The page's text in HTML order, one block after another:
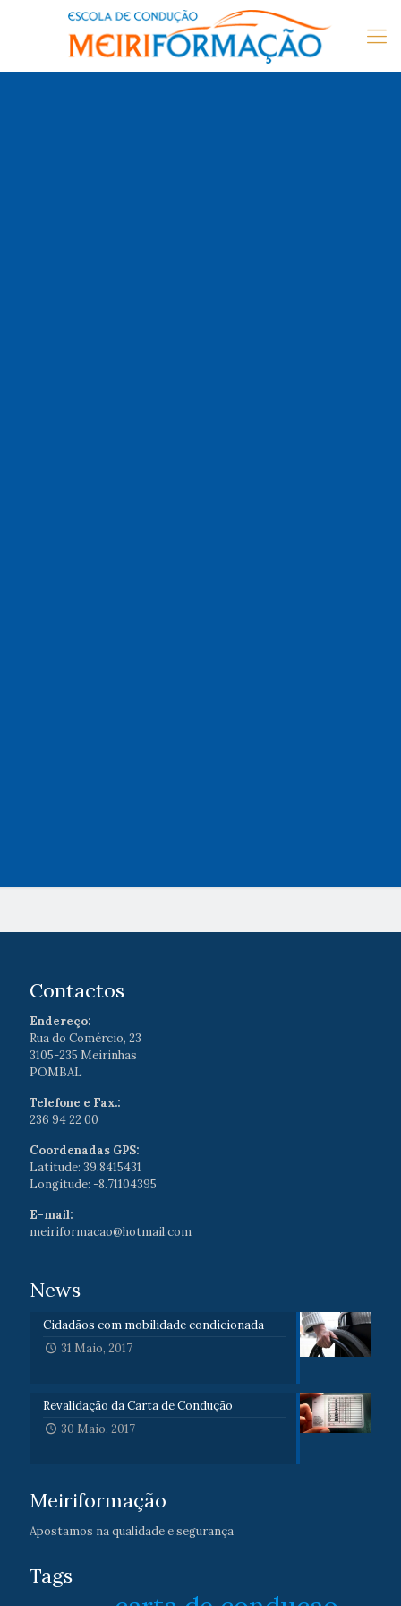
Contactos
Endereço:
Rua do Comércio, 23
3105-235 Meirinhas
POMBAL
Telefone e Fax.:
236 94 22 00
Coordenadas GPS:
Latitude: 39.8415431
Longitude: -8.71104395
E-mail:
meiriformacao@hotmail.com
News
Cidadãos com mobilidade condicionada
31 Maio, 2017
Revalidação da Carta de Condução
30 Maio, 2017
Meiriformação
Apostamos na qualidade e segurança
Tags